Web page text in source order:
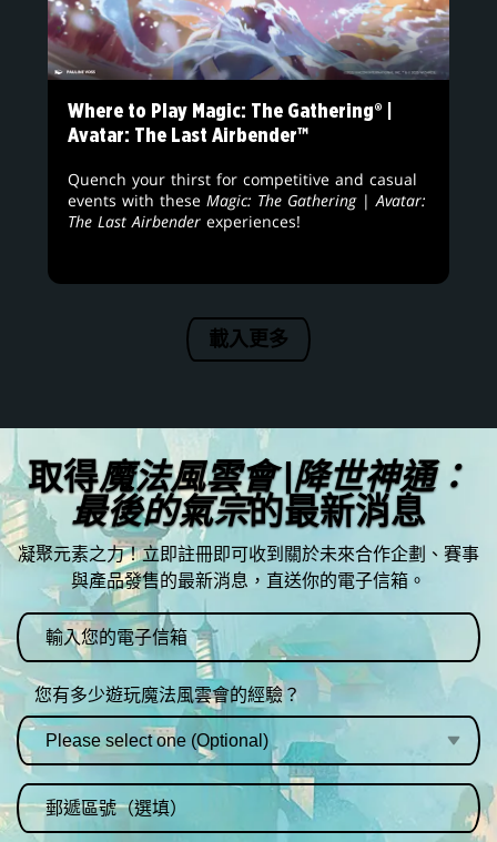
Where to Play Magic: The Gathering® |
Avatar: The Last Airbender™
Quench your thirst for competitive and casual
events with these Magic: The Gathering|Avatar:
The Last Airbender experiences!
載入更多
取得魔法風雲會| 降世神通：
最後的氣宗的最新消息
凝聚元素之力！立即註冊即可收到關於未來合作企劃、賽事
與產品發售的最新消息，直送你的電子信箱。
您有多少遊玩魔法風雲會的經驗？